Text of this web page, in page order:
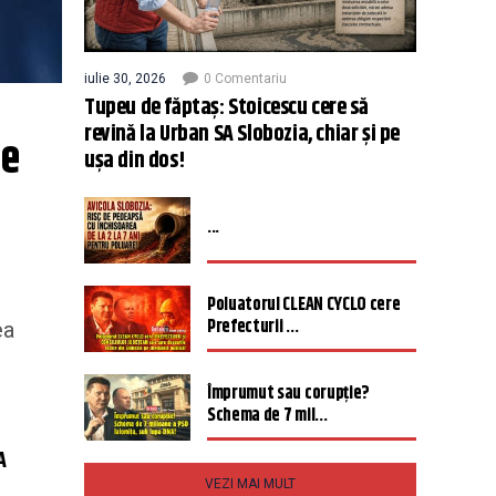
iulie 30, 2026 0 Comentariu
Tupeu de făptaș: Stoicescu cere să
revină la Urban SA Slobozia, chiar și pe
ușa din dos!
...
Poluatorul CLEAN CYCLO cere
Prefecturii ...
Împrumut sau corupție?
Schema de 7 mil...
VEZI MAI MULT